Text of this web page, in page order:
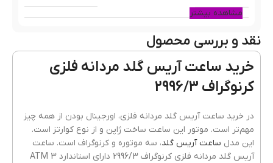
رنگ قاب
جنس قاب
رنگ بند طلایی
مشاهده بیشتر
نقد و بررسی محصول
خرید ساعت آریس گلد مردانه فلزی
کرنوگراف 2996/3
در خرید ساعت آریس گلد مردانه فلزی، اورجینال بودن از همه چیز
مهم‌تر است. موتور این ساعت ساخت ژاپن و از نوع کوارتز است.
این مدل ساعت آریس گلد، سه موتوره و کرنوگراف است. ساعت
آریس گلد مردانه فلزی کرنوگراف 2996/3 دارای استاندارد 3 ATM